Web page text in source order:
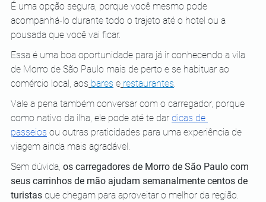
É uma opção segura, porque você mesmo pode
acompanhá-lo durante todo o trajeto até o hotel ou a
pousada que você vai ficar.
Essa é uma boa oportunidade para já ir conhecendo a vila
de Morro de São Paulo mais de perto e se habituar ao
comércio local, aos bares e restaurantes.
Vale a pena também conversar com o carregador, porque
como nativo da ilha, ele pode até te dar dicas de
passeios ou outras praticidades para uma experiência de
viagem ainda mais agradável.
Sem dúvida, os carregadores de Morro de São Paulo com
seus carrinhos de mão ajudam semanalmente centos de
turistas que chegam para aproveitar o melhor da região.